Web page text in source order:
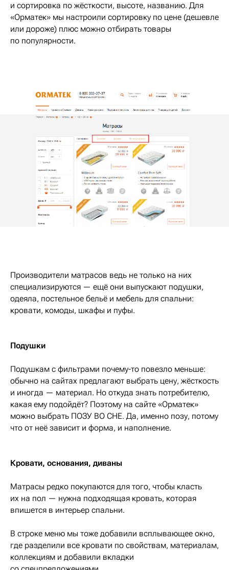
и сортировка по жёсткости, высоте, названию. Для
«Орматек» мы настроили сортировку по цене (дешевле
или дороже) плюс можно отбирать товары
по популярности.
Производители матрасов ведь не только на них
специализируются — ещё они выпускают подушки,
одеяла, постельное бельё и мебель для спальни:
кровати, комоды, шкафы и пуфы.
Подушки
Подушкам с фильтрами почему-то повезло меньше:
обычно на сайтах предлагают выбрать цену, жёсткость
и иногда — материал. Но откуда знать потребителю,
какая ему подойдёт? Поэтому на сайте «Орматек»
можно выбрать ПОЗУ ВО СНЕ. Да, именно позу, потому
что от неё зависит и форма, и наполнение.
Кровати, основания, диваны
Матрасы редко покупаются для того, чтобы класть
их на пол — нужна подходящая кровать, которая
впишется в интерьер спальни.
В строке меню мы тоже добавили всплывающее окно,
где разделили все кровати по свойствам, материалам,
коллекциям и добавили вкладки